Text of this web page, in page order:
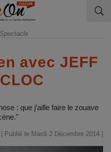
Spectacle
avec JEFF
: que j’aille faire le zouave
| Publié le Mardi 2 Décembre 2014 |